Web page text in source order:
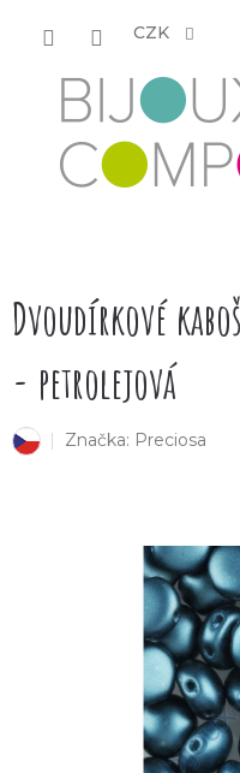
CZK
Dvoudírkové
- petrolejová
Značka: Preciosa